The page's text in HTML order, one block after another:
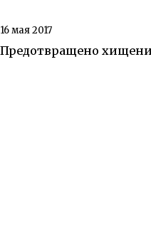
16 мая 2017
Предотвращено